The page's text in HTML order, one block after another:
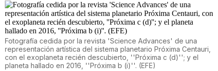
Fotografía cedida por la revista 'Science Advances' de una
representación artística del sistema planetario Próxima Centauri,
con el exoplaneta recién descubierto, ''Próxima c (d)''; y el
planeta hallado en 2016, ''Próxima b (i)''. (EFE)